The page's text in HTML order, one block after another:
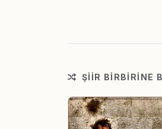
ŞIIR BIRBIRINE